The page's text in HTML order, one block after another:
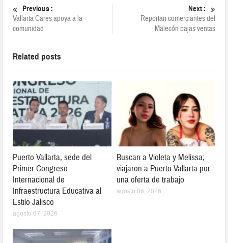
Previous :
Vallarta Cares apoya a la
comunidad
Next :
Reportan comerciantes del
Malecón bajas ventas
Related posts
Puerto Vallarta, sede del
Primer Congreso
Internacional de
Infraestructura Educativa al
Estilo Jalisco
agosto 07, 2026
Buscan a Violeta y Melissa;
viajaron a Puerto Vallarta por
una oferta de trabajo
agosto 06, 2026